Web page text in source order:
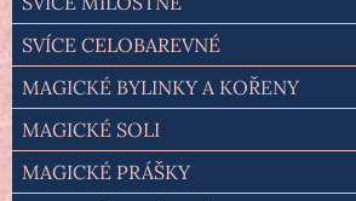
SVÍCE CELOBAREVNÉ
MAGICKÉ BYLINKY A KOŘENY
MAGICKÉ SOLI
MAGICKÉ PRÁŠKY